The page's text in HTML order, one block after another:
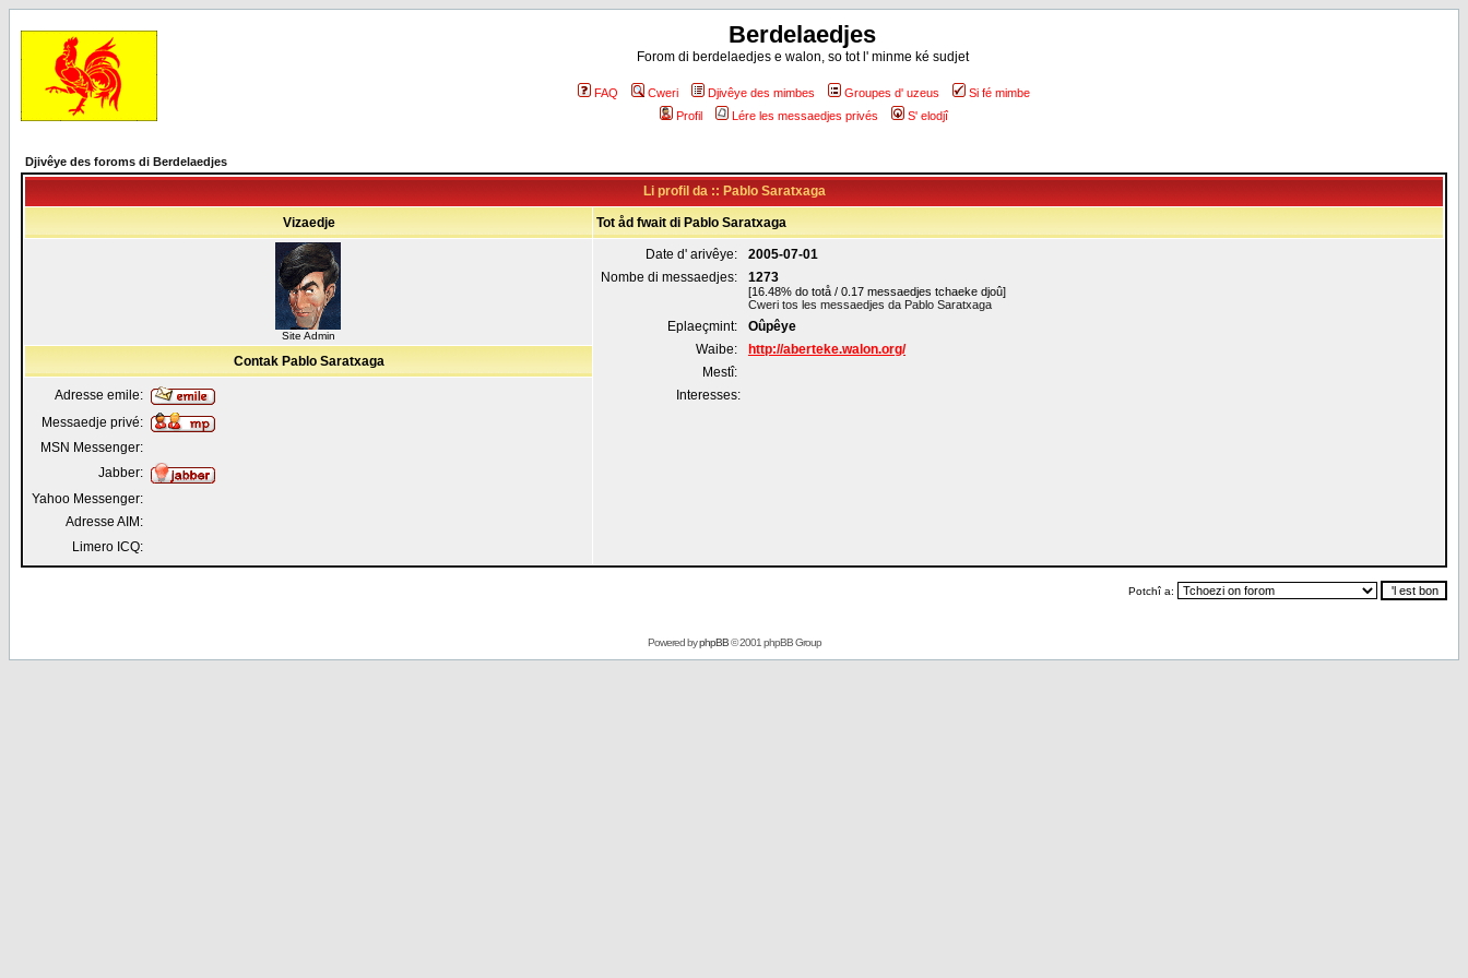
Berdelaedjes
Forom di berdelaedjes e walon, so tot l' minme ké sudjet
FAQ Cweri Djivêye des mimbes Groupes d' uzeus
Si fé mimbe
Profil
Lére les messaedjes privés S' elodjî
Djivêye des foroms di Berdelaedjes
Li profil da :: Pablo Saratxaga
Vizaedje Tot åd fwait di Pablo Saratxaga
Site Admin
Date d' arivêye:
2005-07-01
Nombe di messaedjes:
1273
[16.48% do totå / 0.17 messaedjes tchaeke djoû]
Cweri tos les messaedjes da Pablo Saratxaga
Eplaeçmint:
Oûpêye
Waibe:
http://aberteke.walon.org/
Mestî:
Interesses:
Contak Pablo Saratxaga
Adresse emile:
Messaedje privé:
MSN Messenger:
Jabber:
Yahoo Messenger:
Adresse AIM:
Limero ICQ:
Potchî a:
Powered byphpBB© 2001 phpBB Group